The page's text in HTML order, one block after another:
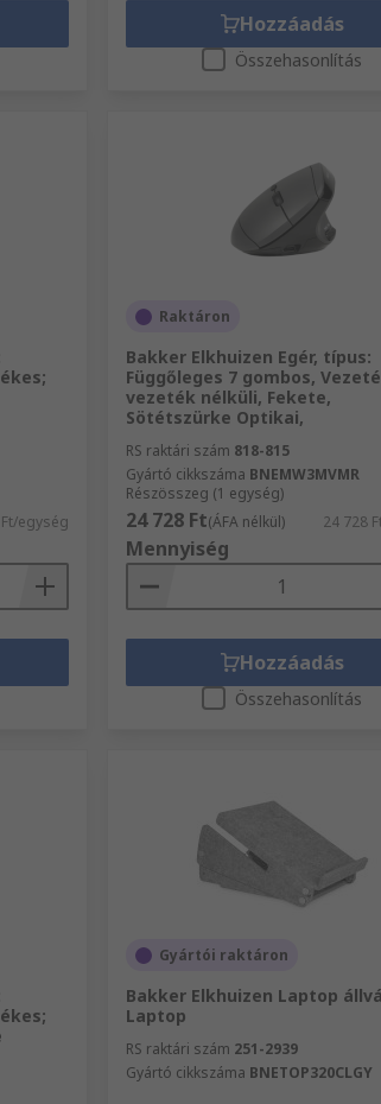
Hozzáadás
Összehasonlítás
egység
Raktáron
Bakker Elkhuizen Egér, típus:
Függőleges 7 gombos,
vezeték nélküli, Fekete,
Sötétszürke Optikai,
RS raktári szám 818-815
Gyártó cikkszáma BNEMW3MVMR
Részösszeg (1 egység)
24 728 Ft(ÁFA nélkül) 24 728
Mennyiség
Hozzáadás
Összehasonlítás
Gyártói raktáron
Bakker Elkhuizen Laptop
Laptop
RS raktári szám 251-2939
Gyártó cikkszáma BNETOP320CLGY